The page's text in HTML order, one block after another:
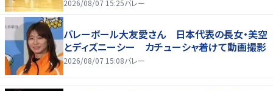
2026/08/07 15:25バレー
バレーボール大友愛さん 日本代表の長女・美空
とディズニーシー カチューシャ着けて動画撮影
2026/08/07 15:08バレー